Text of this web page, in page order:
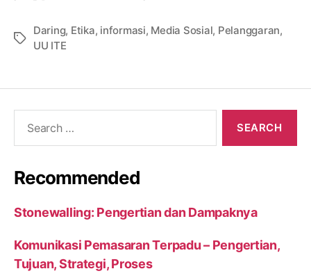
Tags
Daring, Etika, informasi, Media Sosial, Pelanggaran,
UU ITE
Recommended
Stonewalling: Pengertian dan Dampaknya
Komunikasi Pemasaran Terpadu – Pengertian,
Tujuan, Strategi, Proses